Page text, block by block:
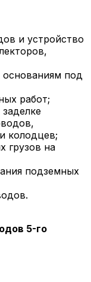
и устройство
основаниям под
работ;
колодцев;
грузов на
подземных
5-го